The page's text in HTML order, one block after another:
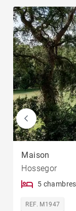
Maison
Hossegor
5 chambres
REF. M1947